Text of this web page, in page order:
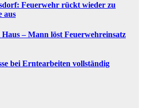
Feuerwehr rückt wieder zu
aus
– Mann löst Feuerwehreinsatz
bei Erntearbeiten vollständig